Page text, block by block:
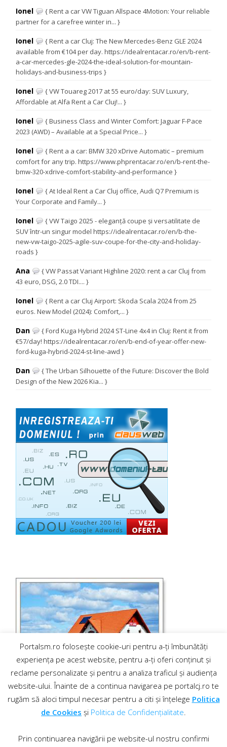
Ionel
{ Rent a car VW Tiguan Allspace 4Motion: Your reliable
partner for a carefree winter in... }
Ionel
{ Rent a car Cluj: The New Mercedes-Benz GLE 2024
available from €104 per day. https://idealrentacar.ro/en/b-rent-
a-car-mercedes-gle-2024-the-ideal-solution-for-mountain-
holidays-and-business-trips }
Ionel
{ VW Touareg 2017 at 55 euro/day: SUV Luxury,
Affordable at Alfa Rent a Car Cluj!... }
Ionel
{ Business Class and Winter Comfort: Jaguar F-Pace
2023 (AWD) – Available at a Special Price... }
Ionel
{ Rent a a car: BMW 320 xDrive Automatic – premium
comfort for any trip. https://www.phprentacar.ro/en/b-rent-the-
bmw-320-xdrive-comfort-stability-and-performance }
Ionel
{ At Ideal Rent a Car Cluj office, Audi Q7 Premium is
Your Corporate and Family... }
Ionel
{ VW Taigo 2025 - eleganță coupe și versatilitate de
SUV într-un singur model https://idealrentacar.ro/en/b-the-
new-vw-taigo-2025-agile-suv-coupe-for-the-city-and-holiday-
roads }
Ana
{ VW Passat Variant Highline 2020: rent a car Cluj from
43 euro, DSG, 2.0 TDI.... }
Ionel
{ Rent a car Cluj Airport: Skoda Scala 2024 from 25
euros. New Model (2024): Comfort,... }
Dan
{ Ford Kuga Hybrid 2024 ST-Line 4x4 in Cluj: Rent it from
€57/day! https://idealrentacar.ro/en/b-end-of-year-offer-new-
ford-kuga-hybrid-2024-st-line-awd }
Dan
{ The Urban Silhouette of the Future: Discover the Bold
Design of the New 2026 Kia... }
Portalsm.ro folosește cookie-uri pentru a-ți îmbunătăți
experiența pe acest website, pentru a-ți oferi conținut și
reclame personalizate și pentru a analiza traficul și audiența
website-ului. Înainte de a continua navigarea pe portalcj.ro te
rugăm să aloci timpul necesar pentru a citi și înțelege Politica
de Cookies și Politica de Confidențialitate.
Prin continuarea navigării pe website-ul nostru confirmi